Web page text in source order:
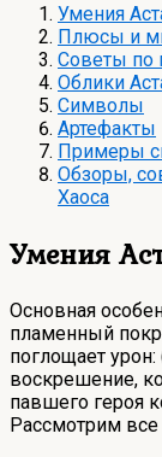
Умения
Плюсы и
Советы по
Облики
Символы
Артефакты
Примеры
Обзоры,
Хаоса
Умения
Основная
пламенный
поглощает
воскрешение,
павшего героя
Рассмотрим все